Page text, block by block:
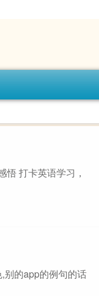
悟 打卡英语学习，
别的app的例句的话